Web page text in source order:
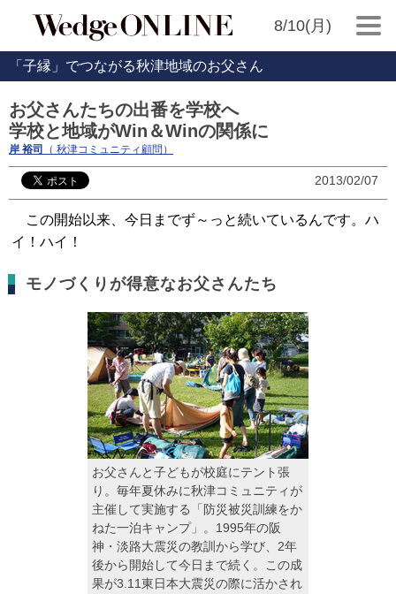
8/10(月)
「子縁」でつながる秋津地域のお父さん
お父さんたちの出番を学校へ
学校と地域がWin＆Winの関係に
岸 裕司 （ 秋津コミュニティ顧問）
2013/02/07
この開始以来、今日までず～っと続いているんです。ハ
イ！ハイ！
モノづくりが得意なお父さんたち
お父さんと子どもが校庭にテント張
り。毎年夏休みに秋津コミュニティが
主催して実施する「防災被災訓練をか
ねた一泊キャンプ」。1995年の阪
神・淡路大震災の教訓から学び、2年
後から開始して今日まで続く。この成
果が3.11東日本大震災の際に活かされ